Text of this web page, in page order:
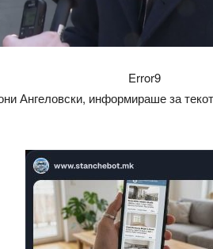
Error9
Ангеловски, информираше за